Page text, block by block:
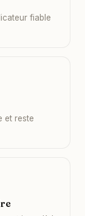
fiable
et reste